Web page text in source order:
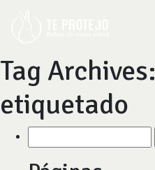
Tag Archives:
etiquetado
por: